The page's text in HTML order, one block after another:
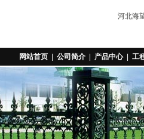
河北海
网站首页| 公司简介| 产品中心| 工